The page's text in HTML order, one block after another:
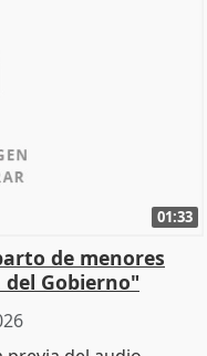
01:33
de menores
Gobierno"